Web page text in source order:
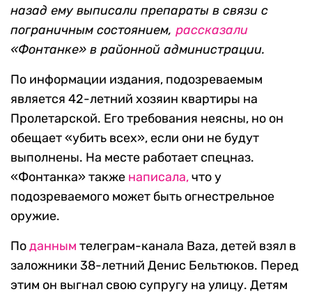
назад ему выписали препараты в связи с
пограничным состоянием, рассказали
«Фонтанке» в районной администрации.
По информации издания, подозреваемым
является 42-летний хозяин квартиры на
Пролетарской. Его требования неясны, но он
обещает «убить всех», если они не будут
выполнены. На месте работает спецназ.
«Фонтанка» также написала,что у
подозреваемого может быть огнестрельное
оружие.
Поданным телеграм-канала Baza, детей взял в
заложники 38-летний Денис Бельтюков. Перед
этим он выгнал свою супругу на улицу. Детям